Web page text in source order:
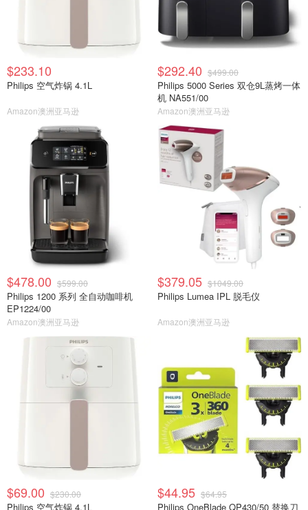
$233.10
Philips 空气炸锅 4.1L
Amazon澳洲亚马逊
$292.40 $499.00
Philips 5000 Series 双仓9L蒸烤一体
机 NA551/00
Amazon澳洲亚马逊
$478.00 $599.00
Philips 1200 系列 全自动咖啡机
EP1224/00
Amazon澳洲亚马逊
$379.05 $1049.00
Philips Lumea IPL 脱毛仪
Amazon澳洲亚马逊
$69.00 $230.00
Philips 空气炸锅 4.1L
$44.95 $64.95
Philips OneBlade QP430/50 替换刀